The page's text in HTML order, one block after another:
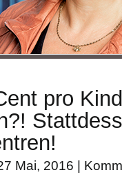
pro
Mai, 2016 |